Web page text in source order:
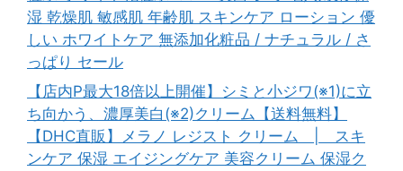
湿 乾燥肌 敏感肌 年齢肌 スキンケア ローション 優
しい ホワイトケア 無添加化粧品 / ナチュラル / さ
っぱり セール
【店内P最大18倍以上開催】シミと小ジワ(※1)に立
ち向かう、濃厚美白(※2)クリーム【送料無料】
【DHC直販】メラノ レジスト クリーム | スキ
ンケア 保湿 エイジングケア 美容クリーム 保湿ク